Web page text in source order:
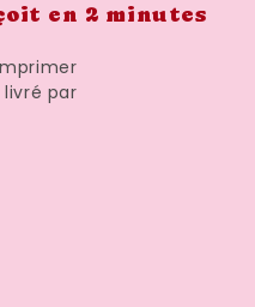
en 2 minutes
par